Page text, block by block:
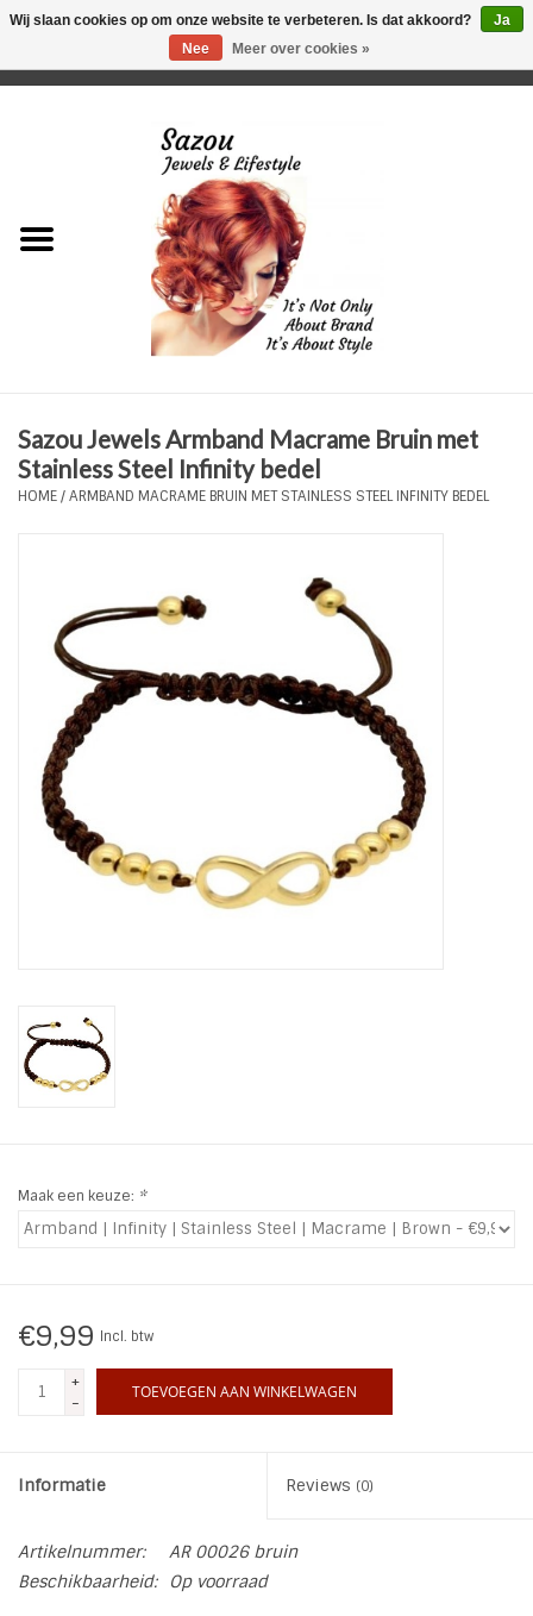
Just for Him
Plus Size Sieraden
Haaraccesoires
Zonnebrillen
Fashion
ON THE BEACH
LIFESTYLE PRODUCTEN
Sazou Jewels Armband Macrame Bruin met
Stainless Steel Infinity bedel
HOME/ARMBAND MACRAME BRUIN MET STAINLESS STEEL INFINITY BEDEL
Maak een keuze: *
€9,99 Incl. btw
+
-
TOEVOEGEN AAN WINKELWAGEN
Informatie Reviews (0)
Artikelnummer:
AR 00026 bruin
Beschikbaarheid:
Op voorraad
Wij slaan cookies op om onze website te verbeteren. Is dat akkoord?
Ja
Nee
Meer over cookies »